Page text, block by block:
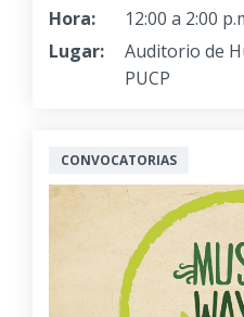
Hora:
12:00 a 2:00
Lugar:
Auditorio de
PUCP
CONVOCATORIAS